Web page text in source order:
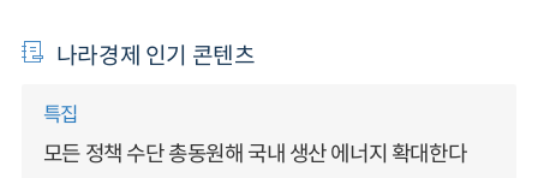
나라경제 인기 콘텐츠
특집
모든 정책 수단 총동원해 국내 생산 에너지 확대한다